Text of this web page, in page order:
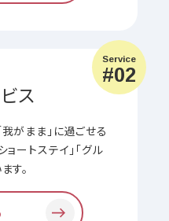
Service
#02
ス
がまま」に過ごせる
ョートステイ」「グル
す。